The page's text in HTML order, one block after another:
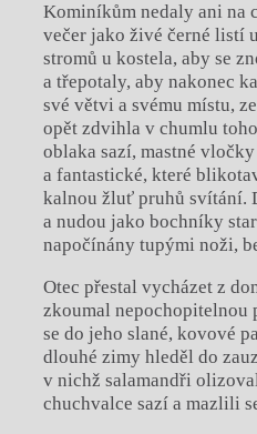
Kominíkům nedaly ani na
večer jako živé černé listí
stromů u kostela, aby se
a třepotaly, aby nakonec
své větvi a svému místu,
opět zdvihla v chumlu
oblaka sazí, mastné
a fantastické, které
kalnou žluť pruhů svítání.
a nudou jako bochníky
napočínány tupými noži,
Otec přestal vycházet z
zkoumal nepochopitelnou
se do jeho slané, kovové
dlouhé zimy hleděl do
v nichž salamandři
chuchvalce sazí a mazlili